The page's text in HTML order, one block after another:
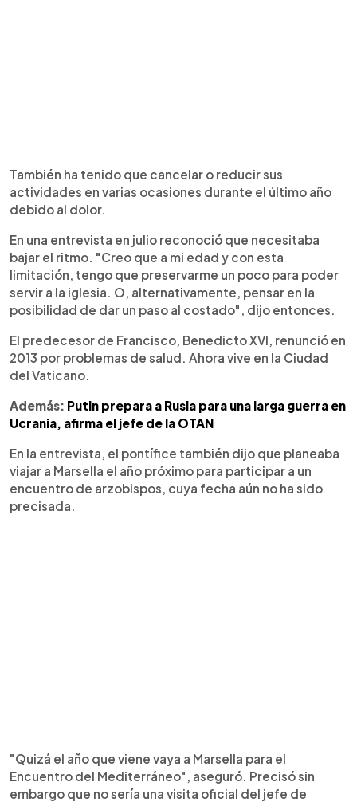
También ha tenido que cancelar o reducir sus
actividades en varias ocasiones durante el último año
debido al dolor.
En una entrevista en julio reconoció que necesitaba
bajar el ritmo. "Creo que a mi edad y con esta
limitación, tengo que preservarme un poco para poder
servir a la iglesia. O, alternativamente, pensar en la
posibilidad de dar un paso al costado", dijo entonces.
El predecesor de Francisco, Benedicto XVI, renunció en
2013 por problemas de salud. Ahora vive en la Ciudad
del Vaticano.
Además: Putin prepara a Rusia para una larga guerra en
Ucrania, afirma el jefe de la OTAN
En la entrevista, el pontífice también dijo que planeaba
viajar a Marsella el año próximo para participar a un
encuentro de arzobispos, cuya fecha aún no ha sido
precisada.
"Quizá el año que viene vaya a Marsella para el
Encuentro del Mediterráneo", aseguró. Precisó sin
embargo que no sería una visita oficial del jefe de